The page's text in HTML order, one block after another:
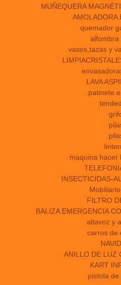
MUÑEQUERA
AMOLADORA
quemador
alfombra
vasos,tazas y
LAVA
patinete
maquina hacer
INSECTICIDAS-
FILTRO
BALIZA EMERGENCIA
altavoz y
carros de
ANILLO DE LUZ
KART
pistola de